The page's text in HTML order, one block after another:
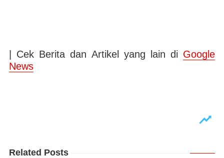
| Cek Berita dan Artikel yang lain di Google
News
Related Posts